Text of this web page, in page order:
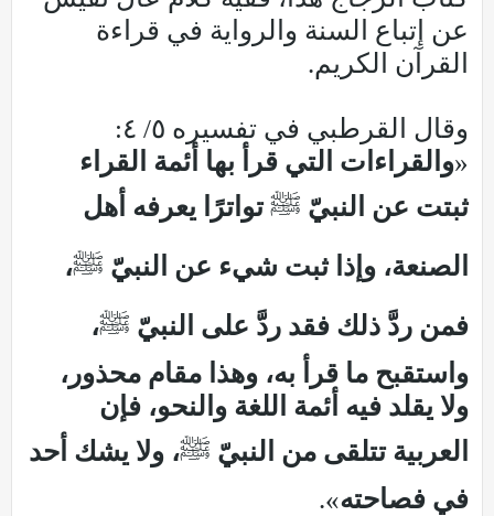
عن إتباع السنة والرواية في قراءة
القرآن الكريم.
وقال القرطبي في تفسيره ٥/ ٤:
«والقراءات التي قرأ بها أئمة القراء
ثبتت عن النبيّ ﷺتواترًا يعرفه أهل
الصنعة، وإذا ثبت شيء عن النبيّ ﷺ،
فمن ردَّ ذلك فقد ردَّ على النبيّ ﷺ،
واستقبح ما قرأ به، وهذا مقام محذور،
ولا يقلد فيه أئمة اللغة والنحو، فإن
العربية تتلقى من النبيّ ﷺ، ولا يشك أحد
في فصاحته».